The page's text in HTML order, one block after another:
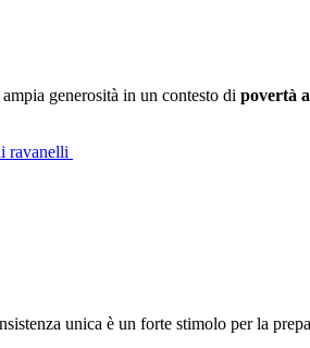
generosità in un contesto di povertà
ravanelli
unica è un forte stimolo per la